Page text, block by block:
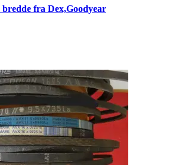
fra Dex,Goodyear